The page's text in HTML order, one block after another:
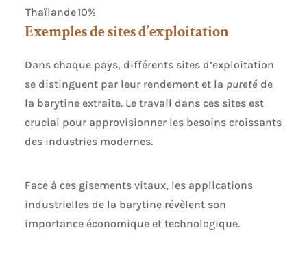
Thaïlande10%
Exemples de sites d’exploitation
Dans chaque pays, différents sites d’exploitation
se distinguent par leur rendement et la puretéde
la barytine extraite. Le travail dans ces sites est
crucial pour approvisionner les besoins croissants
des industries modernes.
Face à ces gisements vitaux, les applications
industrielles de la barytine révèlent son
importance économique et technologique.